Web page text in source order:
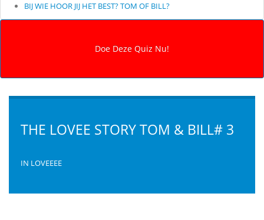
BIJ WIE HOOR JIJ HET BEST? TOM OF BILL?
THE LOVEE STORY TOM & BILL# 3
IN LOVEEEE